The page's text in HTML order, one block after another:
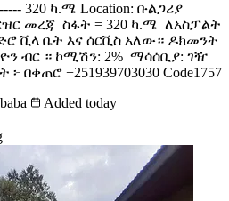
320 ካ.ሜ Location: ቡልጋሪያ
መረጃ ️ ስፋት = 320 ካ.ሜ ️ ለአስፓልት
ቪላ ቤት እና ሰርቪስ አለው። ዶክመንት
ብር ። ኮሚሽን: 2% ️ ማሳሰቢያ: ገዥ
+251939703030 Code1757
Added today